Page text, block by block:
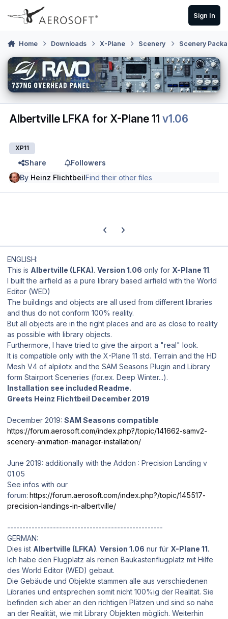
Skip to content
Sign In
Home Downloads X-Plane Scenery Scenery
Albertville LFKA for X-Plane 11v1.06
XP11
Share
Followers
By Heinz FlichtbeilFind their other files
Previous carousel slide
Next carousel slide
ENGLISH:
This is Albertville (LFKA). Version 1.06 only for X-Plane 11.
I built the airfield as a pure library based airfield with the World
Editor (WED)
The buildings and objects are all used from different libraries
and thus do not conform 100% reality.
But all objects are in the right places and are as close to reality
as possible with library objects.
Furthermore, I have tried to give the airport a "real" look.
It is compatible only with the X-Plane 11 std. Terrain and the HD
Mesh V4 of alpilotx and the SAM Seasons Plugin and Library
form Stairport Sceneries (for.ex. Deep Winter...).
Installation see included Readme.
Greets Heinz Flichtbeil December 2019
December 2019: SAM Seasons compatible
https://forum.aerosoft.com/index.php?/topic/141662-samv2-
scenery-animation-manager-installation/
June 2019: additionally with the Addon : Precision Landing v
01.05
See infos with our
forum: https://forum.aerosoft.com/index.php?/topic/145517-
precision-landings-in-albertville/
---------------------------------------------------
GERMAN:
Dies ist Albertville (LFKA). Version 1.06 nur für X-Plane 11.
Ich habe den Flugplatz als reinen Baukastenflugplatz mit Hilfe
des World Editor (WED) gebaut.
Die Gebäude und Objekte stammen alle aus verschiedenen
Libraries und entsprechen somit nicht 100%ig der Realität. Sie
befinden sich aber an den richtigen Plätzen und sind so nahe
an der Realität, wie mit Library Objekten möglich. Weiterhin